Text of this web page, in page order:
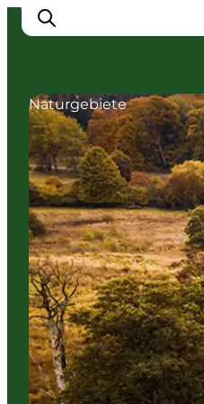
Erlebnisse
Städte
Unterkünfte
Camping
Naturgebiete